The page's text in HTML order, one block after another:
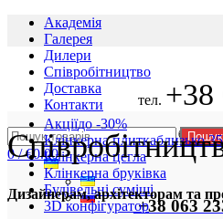
Академія
Галерея
Дилери
Cпівробітництво
Доставка
Контакти
Офіційний представник бренду
тел. +38
Пошук
0/ €0.00
+38 063
Акціїдо -30%
Клінкерна плиткаблизько
Клінкерна цегла
Клінкерна бруківка
Будівельні суміші
3D конфігуратор
Дизайнерам, архітекторам та